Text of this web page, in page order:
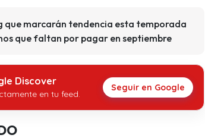
que marcarán tendencia esta temporada
que faltan por pagar en septiembre
Discover
en tu feed.
Seguir en Google